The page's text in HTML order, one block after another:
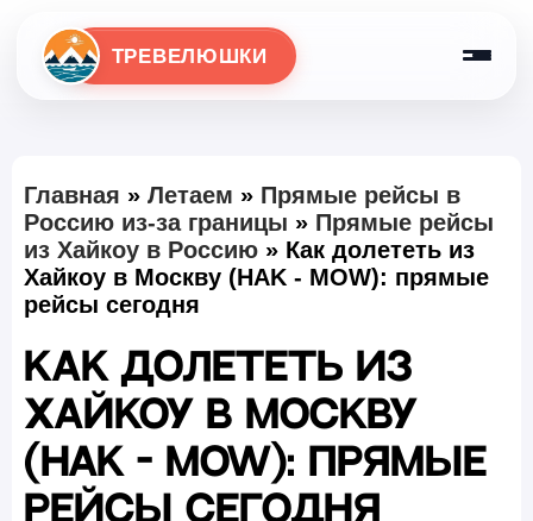
ТРЕВЕЛЮШКИ
Главная » Летаем » Прямые рейсы в
Россию из-за границы » Прямые рейсы
из Хайкоу в Россию » Как долететь из
Хайкоу в Москву (HAK - MOW): прямые
рейсы сегодня
Как долететь из
Хайкоу в Москву
(HAK - MOW): прямые
рейсы сегодня